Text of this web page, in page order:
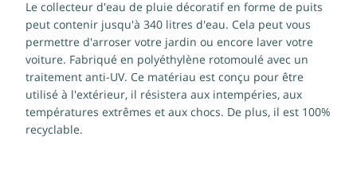
Le collecteur d'eau de pluie décoratif en forme de puits
peut contenir jusqu'à 340 litres d'eau. Cela peut vous
permettre d'arroser votre jardin ou encore laver votre
voiture. Fabriqué en polyéthylène rotomoulé avec un
traitement anti-UV. Ce matériau est conçu pour être
utilisé à l'extérieur, il résistera aux intempéries, aux
températures extrêmes et aux chocs. De plus, il est 100%
recyclable.